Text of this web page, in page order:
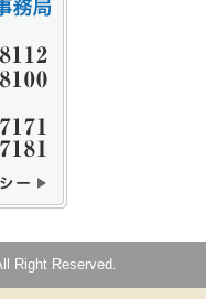
Right Reserved.